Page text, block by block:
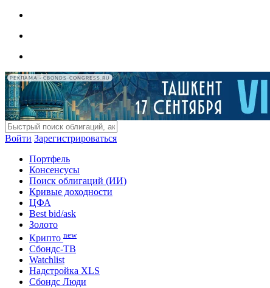
РЕКЛАМА • CBONDS-CONGRESS.RU
Войти Зарегистрироваться
Портфель
Консенсусы
Поиск облигаций (ИИ)
Кривые доходности
ЦФА
Best bid/ask
Золото
Крипто new
Сбондс-ТВ
Watchlist
Надстройка XLS
Сбондс Люди